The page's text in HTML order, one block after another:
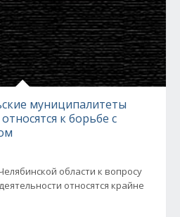
муниципалитеты
к борьбе с
области к вопросу
относятся крайне